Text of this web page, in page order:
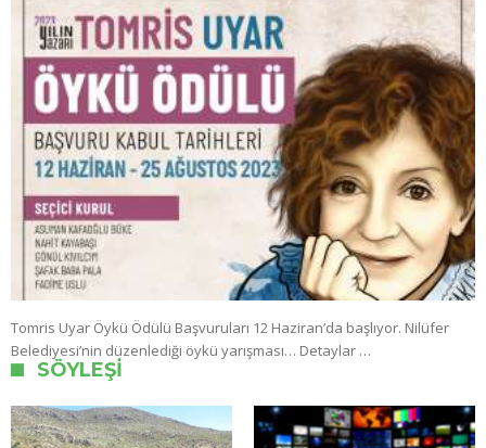
Tomris Uyar Öykü Ödülü Başvuruları 12 Haziran’da başlıyor. Nilüfer
Belediyesi’nin düzenlediği öykü yarışması… Detaylar …
SÖYLEŞI